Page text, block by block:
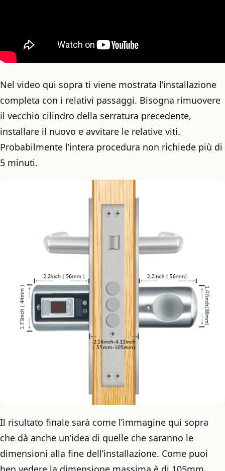
Nel video qui sopra ti viene mostrata l’installazione
completa con i relativi passaggi. Bisogna rimuovere
il vecchio cilindro della serratura precedente,
installare il nuovo e avvitare le relative viti.
Probabilmente l’intera procedura non richiede più di
5 minuti.
Il risultato finale sarà come l’immagine qui sopra
che dà anche un’idea di quelle che saranno le
dimensioni alla fine dell’installazione. Come puoi